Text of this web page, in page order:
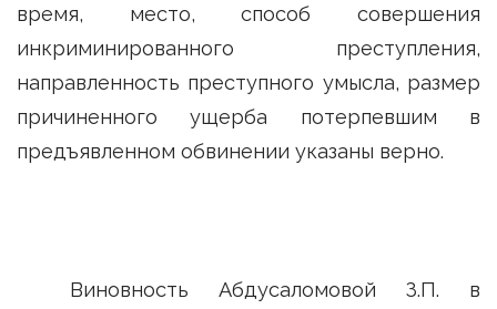
время, место, способ совершения
инкриминированного преступления,
направленность преступного умысла, размер
причиненного ущерба потерпевшим в
предъявленном обвинении указаны верно.
Виновность Абдусаломовой З.П. в